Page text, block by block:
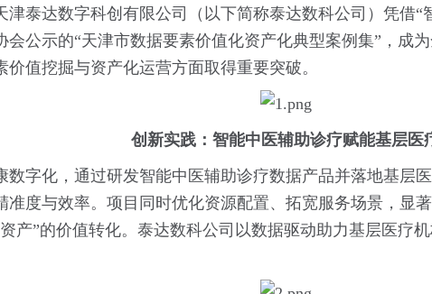
津泰达数字科创有限公司（以下简称泰达数科公司）凭借
会公示的“天津市数据要素价值化资产化典型案例集”，成
值挖掘与资产化运营方面取得重要突破。
创新实践：智能中医辅助诊疗赋能基层医
数字化，通过研发智能中医辅助诊疗数据产品并落地基层
准度与效率。项目同时优化资源配置、拓宽服务场景，显
产”的价值转化。泰达数科公司以数据驱动助力基层医疗